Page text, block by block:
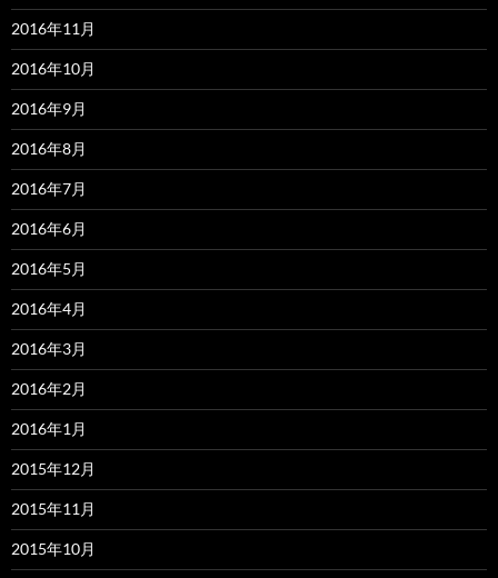
2016年11月
2016年10月
2016年9月
2016年8月
2016年7月
2016年6月
2016年5月
2016年4月
2016年3月
2016年2月
2016年1月
2015年12月
2015年11月
2015年10月